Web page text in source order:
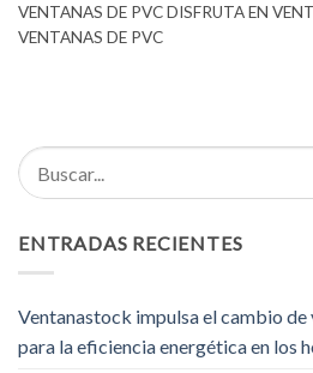
VENTANAS DE PVC DISFRUTA EN
VENTANAS DE PVC
ENTRADAS RECIENTES
Ventanastock impulsa el cambio de
para la eficiencia energética en los